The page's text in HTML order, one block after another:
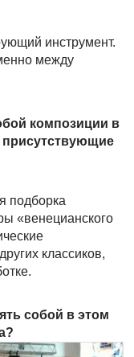
инструмент.
между
композиции в
присутствующие
подборка
«венецианского
классиков,
собой в этом